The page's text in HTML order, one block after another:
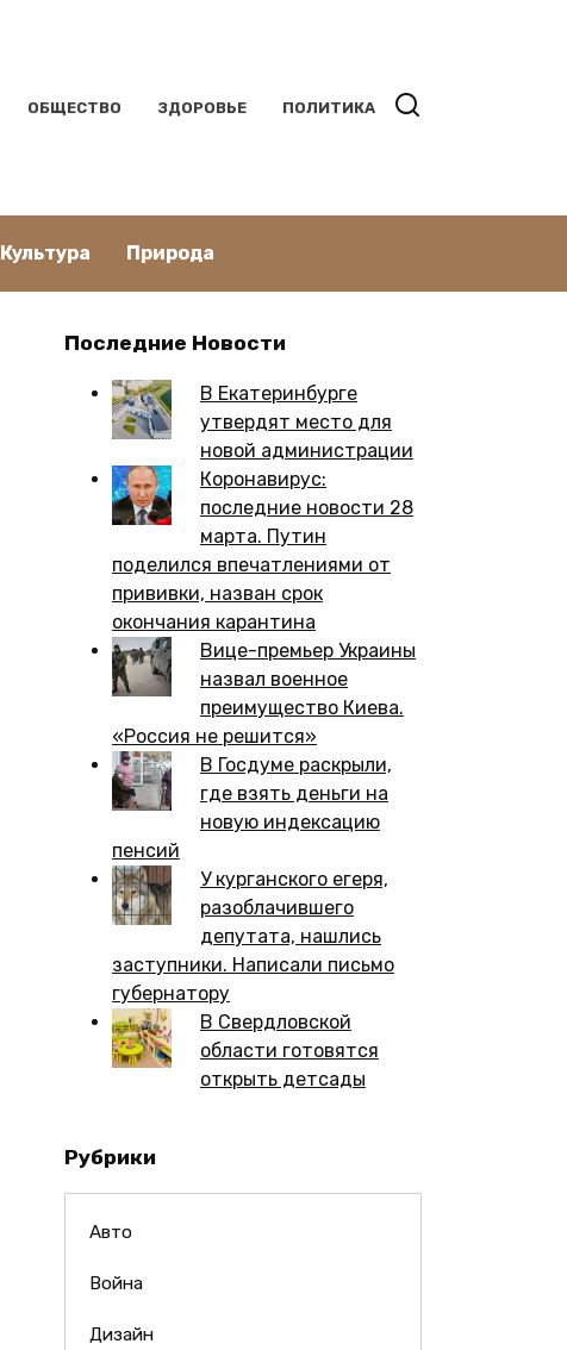
ОБЩЕСТВО ЗДОРОВЬЕ ПОЛИТИКА
Культура Природа
Последние Новости
В Екатеринбурге
утвердят место для
новой администрации
Коронавирус:
последние новости 28
марта. Путин
поделился впечатлениями от
прививки, назван срок
окончания карантина
Вице-премьер Украины
назвал военное
преимущество Киева.
«Россия не решится»
В Госдуме раскрыли,
где взять деньги на
новую индексацию
пенсий
У курганского егеря,
разоблачившего
депутата, нашлись
заступники. Написали письмо
губернатору
В Свердловской
области готовятся
открыть детсады
Рубрики
Авто
Война
Дизайн